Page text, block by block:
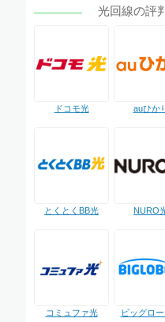
光回線の評
ドコモ光 auひか
とくとくBB光 NURO
コミュファ光 ビッグロ